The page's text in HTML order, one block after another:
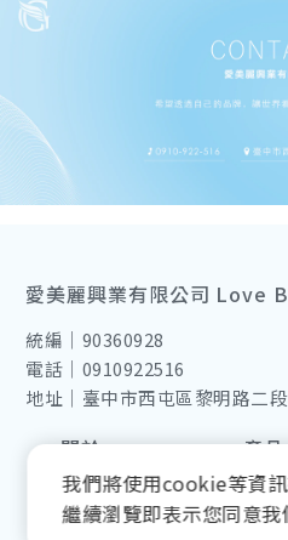
愛美麗興業有限公司 Love
統編｜90360928
電話｜0910922516
地址｜臺中市西屯區黎明路二
關於
品牌故事
國際貿易
產品
所有
皮膚
我們將使用cookie等資
繼續瀏覽即表示您同意我